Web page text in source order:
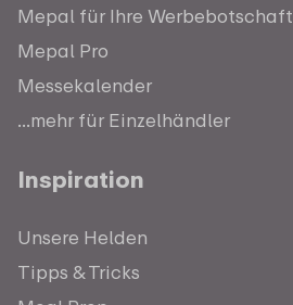
Mepal für Ihre Werbebotschaft
Mepal Pro
Messekalender
...mehr für Einzelhändler
Inspiration
Unsere Helden
Tipps & Tricks